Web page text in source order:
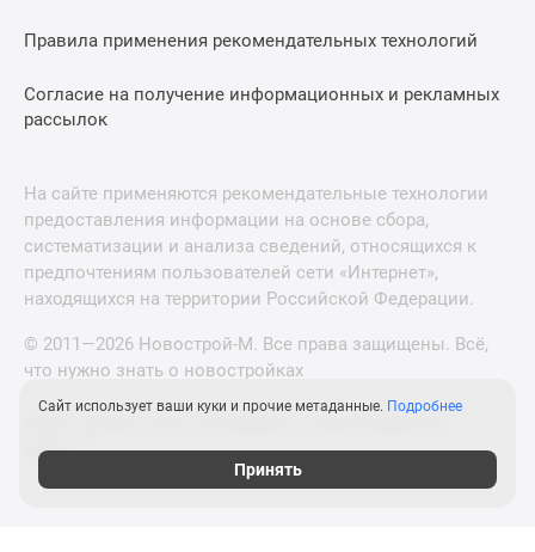
Правила применения рекомендательных технологий
Согласие на получение информационных и рекламных
рассылок
На сайте применяются рекомендательные технологии
предоставления информации на основе сбора,
систематизации и анализа сведений, относящихся к
предпочтениям пользователей сети «Интернет»,
находящихся на территории Российской Федерации.
© 2011—2026 Новострой-М. Все права защищены. Всё,
что нужно знать о новостройках
области
Сайт использует ваши куки и прочие метаданные. Подробнее
Принять